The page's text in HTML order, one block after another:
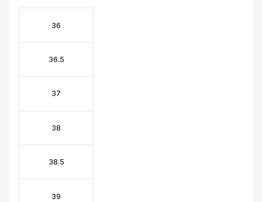
36
36.5
37
38
38.5
39